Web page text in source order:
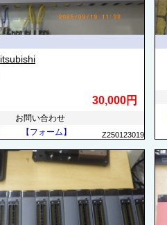
30,000円
お問い合わせ
【フォーム】 Z250123019